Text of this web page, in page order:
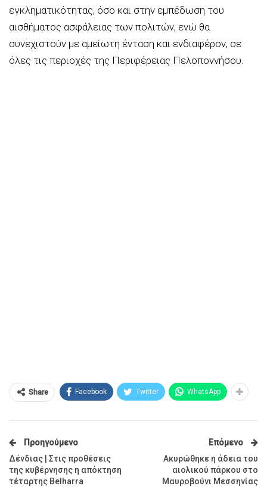
εγκληματικότητας, όσο και στην εμπέδωση του
αισθήματος ασφάλειας των πολιτών, ενώ θα
συνεχιστούν με αμείωτη ένταση και ενδιαφέρον, σε
όλες τις περιοχές της Περιφέρειας Πελοποννήσου.
Share Facebook Twitter WhatsApp
Προηγούμενο
Δένδιας | Στις προθέσεις
της κυβέρνησης η απόκτηση
τέταρτης Belharra
Επόμενο
Ακυρώθηκε η άδεια του
αιολικού πάρκου στο
Μαυροβούνι Μεσσηνίας